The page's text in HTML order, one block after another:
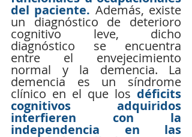
del paciente. Además, existe
un diagnóstico de deterioro
cognitivo leve, dicho
diagnóstico se encuentra
entre el envejecimiento
normal y la demencia. La
demencia es un síndrome
clínico en el que los déficits
cognitivos adquiridos
interfieren con la
independencia en las